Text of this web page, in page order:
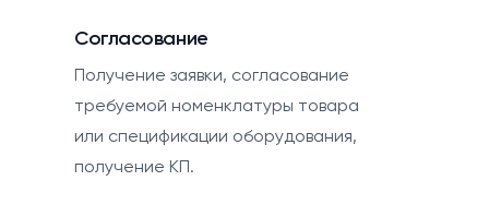
Согласование
Получение заявки, согласование
требуемой номенклатуры товара
или спецификации оборудования,
получение КП.